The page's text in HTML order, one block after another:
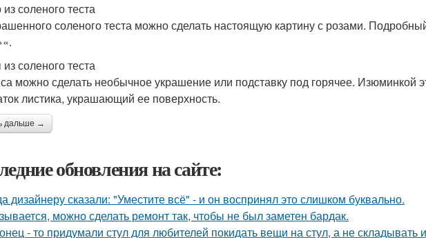
соленого теста
соленого теста можно сделать настоящую картину с розами.
соленого теста
можно сделать необычное украшение или подставку под горячее. Изюминкой
листика, украшающий ее поверхность.
дальше →
обновления на сайте:
дизайнеру сказали: "Уместите всё" - и он воспринял это слишком буквально.
можно сделать ремонт так, чтобы не был заметен бардак.
- то придумали стул для любителей покидать вещи на стул, а не складывать